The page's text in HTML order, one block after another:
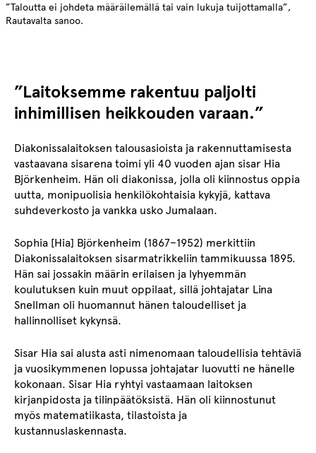
”Taloutta ei johdeta määräilemällä tai vain lukuja tuijottamalla”,
Rautavalta sanoo.
”Laitoksemme rakentuu paljolti
inhimillisen heikkouden varaan.”
Diakonissalaitoksen talousasioista ja rakennuttamisesta
vastaavana sisarena toimi yli 40 vuoden ajan sisar Hia
Björkenheim. Hän oli diakonissa, jolla oli kiinnostus oppia
uutta, monipuolisia henkilökohtaisia kykyjä, kattava
suhdeverkosto ja vankka usko Jumalaan.
Sophia [Hia] Björkenheim (1867–1952) merkittiin
Diakonissalaitoksen sisarmatrikkeliin tammikuussa 1895.
Hän sai jossakin määrin erilaisen ja lyhyemmän
koulutuksen kuin muut oppilaat, sillä johtajatar Lina
Snellman oli huomannut hänen taloudelliset ja
hallinnolliset kykynsä.
Sisar Hia sai alusta asti nimenomaan taloudellisia tehtäviä
ja vuosikymmenen lopussa johtajatar luovutti ne hänelle
kokonaan. Sisar Hia ryhtyi vastaamaan laitoksen
kirjanpidosta ja tilinpäätöksistä. Hän oli kiinnostunut
myös matematiikasta, tilastoista ja
kustannuslaskennasta.